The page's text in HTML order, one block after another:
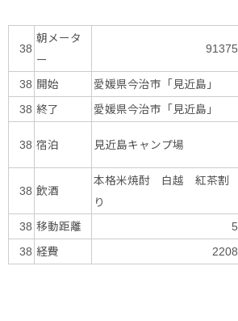
38
朝メータ
ー
91375
38 開始 愛媛県今治市「見近島」
38 終了 愛媛県今治市「見近島」
38 宿泊 見近島キャンプ場
38 飲酒
本格米焼酎 白越 紅茶割
り
38 移動距離 5
38 経費 2208